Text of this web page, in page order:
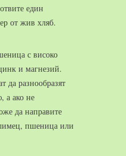
един
от жив хляб.
с високо
и магнезий.
да разнообразят
а ако не
да направите
пшеница или